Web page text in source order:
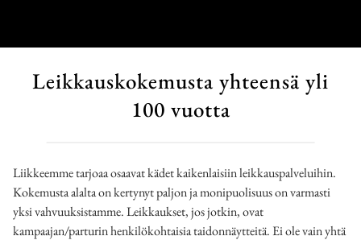
Leikkauskokemusta yhteensä yli
100 vuotta
Liikkeemme tarjoaa osaavat kädet kaikenlaisiin leikkauspalveluihin.
Kokemusta alalta on kertynyt paljon ja monipuolisuus on varmasti
yksi vahvuuksistamme. Leikkaukset, jos jotkin, ovat
kampaajan/parturin henkilökohtaisia taidonnäytteitä. Ei ole vain yhtä